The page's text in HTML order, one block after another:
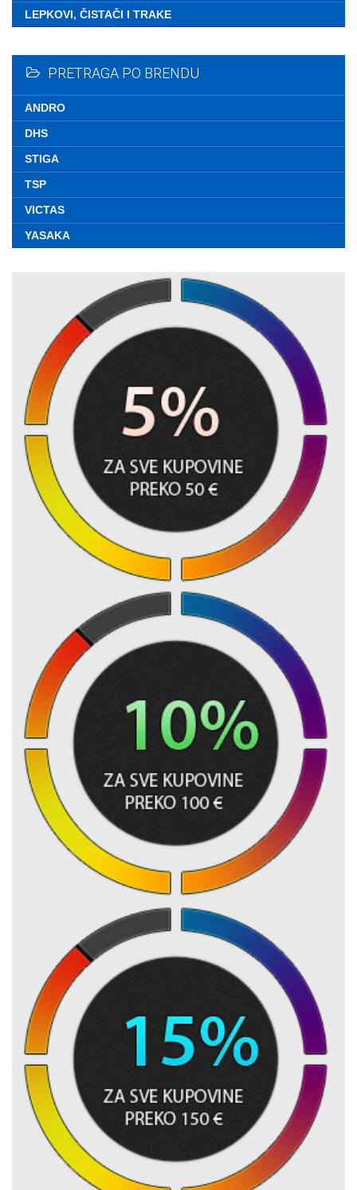
LEPKOVI, ČISTAČI I TRAKE
PRETRAGA PO BRENDU
ANDRO
DHS
STIGA
TSP
VICTAS
YASAKA